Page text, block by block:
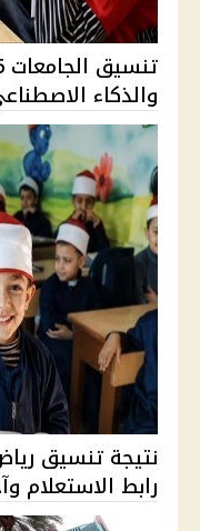
والذكاء
نتيجة تنسيق
رابط الاستعلام